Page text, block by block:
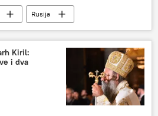
Rusija
Bundesver
Kiril:
i dva